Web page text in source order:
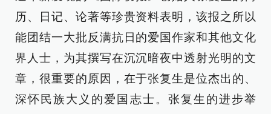
历、日记、论著等珍贵资料表明，该报之所以
能团结一大批反满抗日的爱国作家和其他文化
界人士，为其撰写在沉沉暗夜中透射光明的文
章，很重要的原因，在于张复生是位杰出的、
深怀民族大义的爱国志士。张复生的进步举